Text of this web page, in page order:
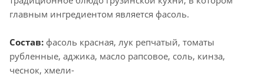
главным ингредиентом является фасоль.
Состав: фасоль красная, лук репчатый, томаты
рубленные, аджика, масло рапсовое, соль, кинза,
чеснок, хмели-